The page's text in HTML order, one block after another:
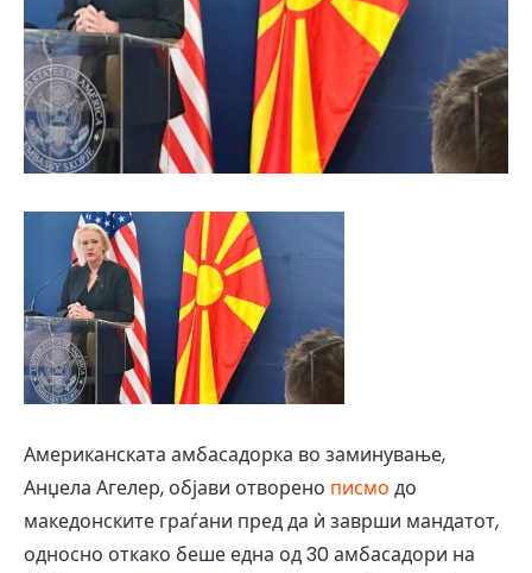
Американската амбасадорка во заминување,
Анџела Агелер, објави отворено писмо до
македонските граѓани пред да ѝ заврши мандатот,
односно откако беше една од 30 амбасадори на